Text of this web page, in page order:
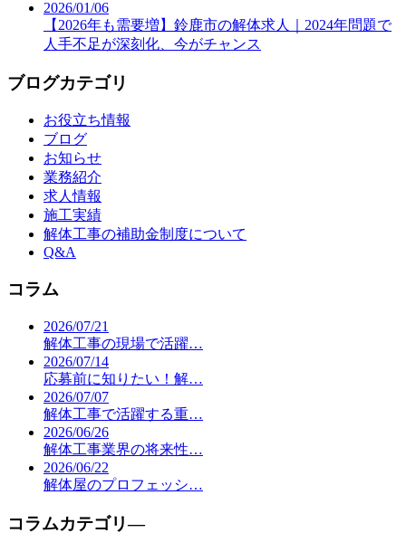
2026/01/06
【2026年も需要増】鈴鹿市の解体求人｜2024年問題で
人手不足が深刻化、今がチャンス
ブログカテゴリ
お役立ち情報
ブログ
お知らせ
業務紹介
求人情報
施工実績
解体工事の補助金制度について
Q&A
コラム
2026/07/21
解体工事の現場で活躍…
2026/07/14
応募前に知りたい！解…
2026/07/07
解体工事で活躍する重…
2026/06/26
解体工事業界の将来性…
2026/06/22
解体屋のプロフェッシ…
コラムカテゴリ―